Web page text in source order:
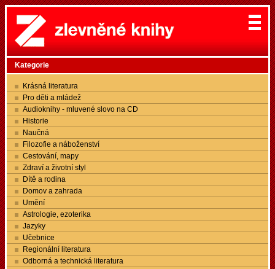
Kategorie
Krásná literatura
Pro děti a mládež
Audioknihy - mluvené slovo na CD
Historie
Naučná
Filozofie a náboženství
Cestování, mapy
Zdraví a životní styl
Dítě a rodina
Domov a zahrada
Umění
Astrologie, ezoterika
Jazyky
Učebnice
Regionální literatura
Odborná a technická literatura